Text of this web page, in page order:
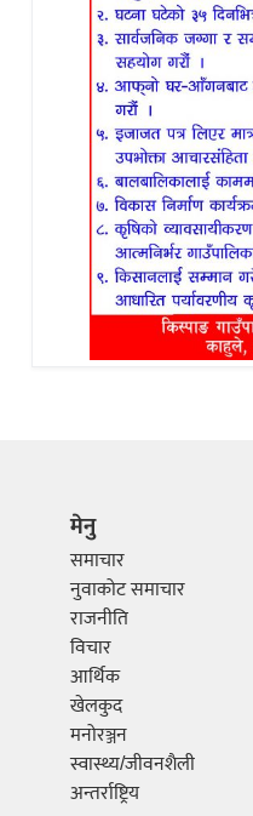
मेनु
समाचार
नुवाकोट समाचार
राजनीति
विचार
आर्थिक
खेलकुद
मनोरञ्जन
स्वास्थ्य/जीवनशैली
अन्तर्राष्ट्रिय